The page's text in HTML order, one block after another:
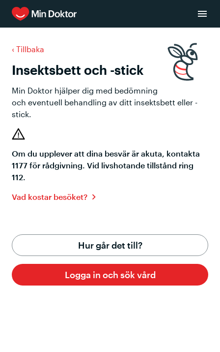
‹ Tillbaka
Insektsbett och -stick
Min Doktor hjälper dig med bedömning
och eventuell behandling av ditt insektsbett eller -
stick.
Om du upplever att dina besvär är akuta, kontakta
1177 för rådgivning. Vid livshotande tillstånd ring
112.
Vad kostar besöket?
Hur går det till?
Logga in och sök vård